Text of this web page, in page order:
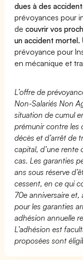
dues à des
prévoyances pour
decouvrir vos
un accident mortel.
prévoyance pour
en mécanique et
L’offre de
Non-Salariés Non
situation de cumul
prémunir contre les
décès et d’arrêt de
capital, d’une rente
cas. Les garanties
ans sous réserve
cessent, en ce qui
70e anniversaire et,
pour les garanties
adhésion annuelle
L’adhésion est
proposées sont